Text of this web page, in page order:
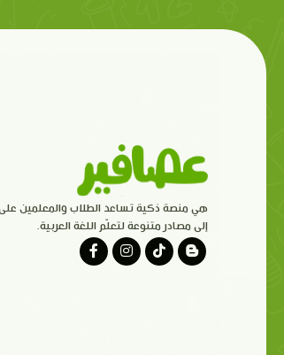
هي منصة ذكية تساعد الطلاب والمعلمين
إلى مصادر متنوعة لتعلّم اللغة العربية.